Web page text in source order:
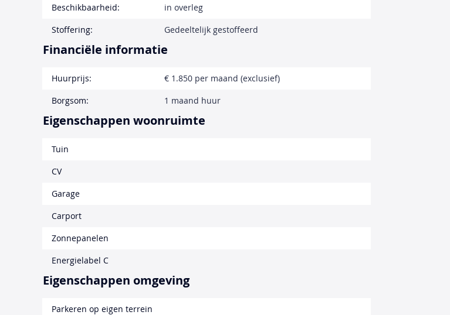
Beschikbaarheid:
in overleg
Stoffering:
Gedeeltelijk gestoffeerd
Financiële informatie
Huurprijs:
€ 1.850 per maand (exclusief)
Borgsom:
1 maand huur
Eigenschappen woonruimte
Tuin
CV
Garage
Carport
Zonnepanelen
Energielabel C
Eigenschappen omgeving
Parkeren op eigen terrein